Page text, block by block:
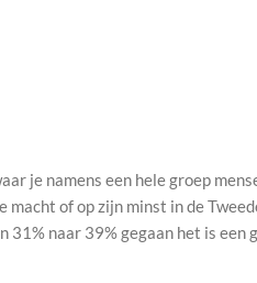
je namens een hele groep
of op zijn minst in de
naar 39% gegaan het is een